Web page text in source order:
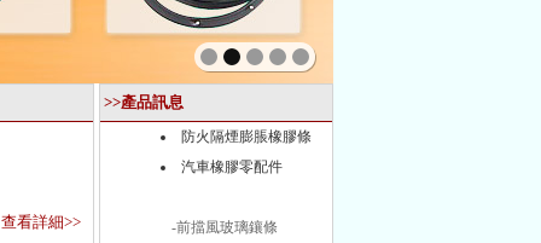
查看詳細>>
>>產品訊息
防火隔煙膨脹橡膠條
汽車橡膠零配件
-前擋風玻璃鑲條